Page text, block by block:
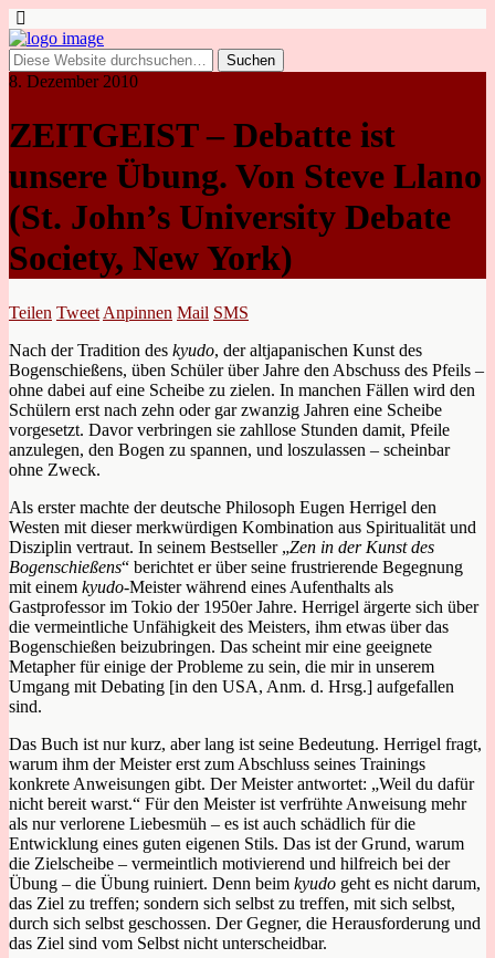
8. Dezember 2010
ZEITGEIST – Debatte ist
unsere Übung. Von Steve Llano
(St. John’s University Debate
Society, New York)
Teilen Tweet Anpinnen Mail SMS
Nach der Tradition des kyudo, der altjapanischen Kunst des
Bogenschießens, üben Schüler über Jahre den Abschuss des Pfeils –
ohne dabei auf eine Scheibe zu zielen. In manchen Fällen wird den
Schülern erst nach zehn oder gar zwanzig Jahren eine Scheibe
vorgesetzt. Davor verbringen sie zahllose Stunden damit, Pfeile
anzulegen, den Bogen zu spannen, und loszulassen – scheinbar
ohne Zweck.
Als erster machte der deutsche Philosoph Eugen Herrigel den
Westen mit dieser merkwürdigen Kombination aus Spiritualität und
Disziplin vertraut. In seinem Bestseller „Zen in der Kunst des
Bogenschießens“ berichtet er über seine frustrierende Begegnung
mit einem kyudo-Meister während eines Aufenthalts als
Gastprofessor im Tokio der 1950er Jahre. Herrigel ärgerte sich über
die vermeintliche Unfähigkeit des Meisters, ihm etwas über das
Bogenschießen beizubringen. Das scheint mir eine geeignete
Metapher für einige der Probleme zu sein, die mir in unserem
Umgang mit Debating [in den USA, Anm. d. Hrsg.] aufgefallen
sind.
Das Buch ist nur kurz, aber lang ist seine Bedeutung. Herrigel fragt,
warum ihm der Meister erst zum Abschluss seines Trainings
konkrete Anweisungen gibt. Der Meister antwortet: „Weil du dafür
nicht bereit warst.“ Für den Meister ist verfrühte Anweisung mehr
als nur verlorene Liebesmüh – es ist auch schädlich für die
Entwicklung eines guten eigenen Stils. Das ist der Grund, warum
die Zielscheibe – vermeintlich motivierend und hilfreich bei der
Übung – die Übung ruiniert. Denn beim kyudo geht es nicht darum,
das Ziel zu treffen; sondern sich selbst zu treffen, mit sich selbst,
durch sich selbst geschossen. Der Gegner, die Herausforderung und
das Ziel sind vom Selbst nicht unterscheidbar.